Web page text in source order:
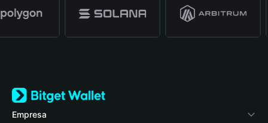
Empresa